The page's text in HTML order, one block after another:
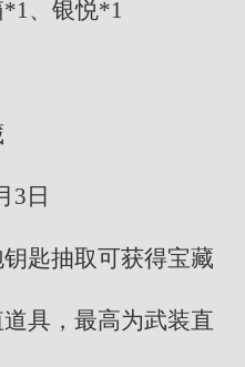
、银悦*1
3日
匙抽取可获得宝藏
具，最高为武装直